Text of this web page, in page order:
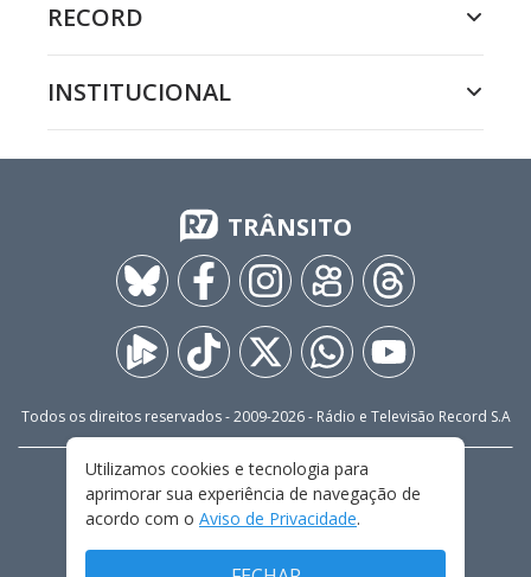
RECORD
INSTITUCIONAL
TRÂNSITO
Todos os direitos reservados - 2009-2026- Rádio e Televisão Record S.A
FALE CONOSCO
PRIVACIDADE
TERMOS E CONDIÇÕES DE USO
Utilizamos cookies e tecnologia para
aprimorar sua experiência de navegação de
acordo com o Aviso de Privacidade.